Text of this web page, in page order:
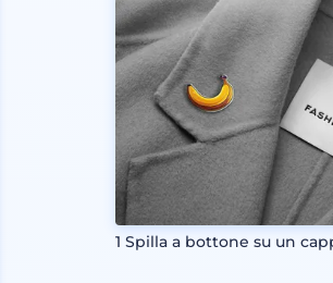
1 Spilla a bottone su un